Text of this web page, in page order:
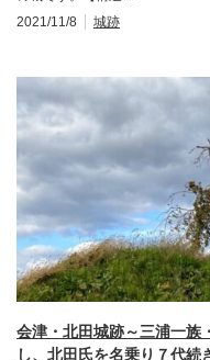
2021/11/8
城跡
会津・北田城跡～三浦一族
し、北田氏を名乗り７代続